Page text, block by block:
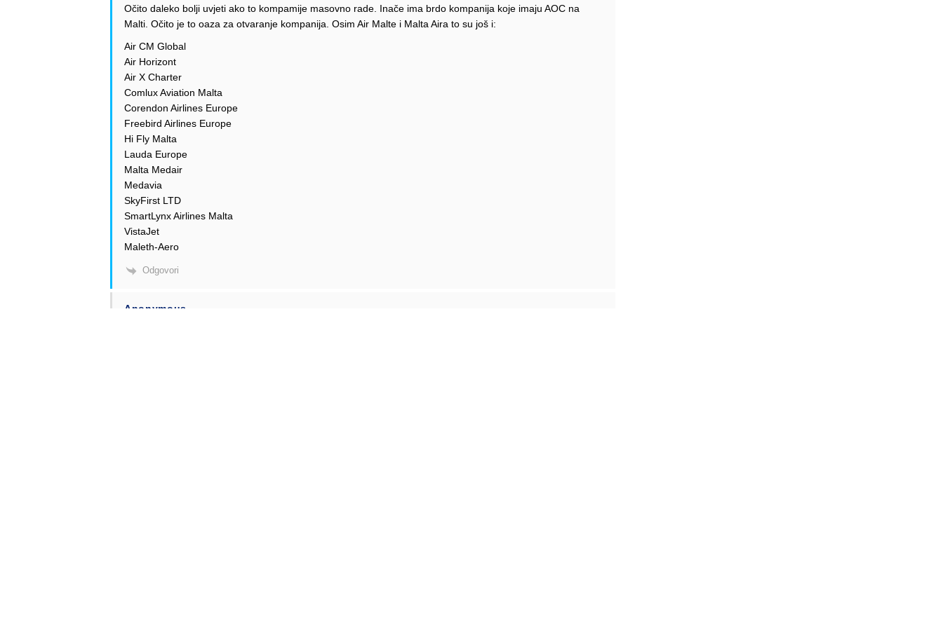
Očito daleko bolji uvjeti ako to kompamije masovno rade. Inače ima brdo kompanija koje imaju AOC na
Malti. Očito je to oaza za otvaranje kompanija. Osim Air Malte i Malta Aira to su još i:
Air CM Global
Air Horizont
Air X Charter
Comlux Aviation Malta
Corendon Airlines Europe
Freebird Airlines Europe
Hi Fly Malta
Lauda Europe
Malta Medair
Medavia
SkyFirst LTD
SmartLynx Airlines Malta
VistaJet
Maleth-Aero
Odgovori
Anonymous